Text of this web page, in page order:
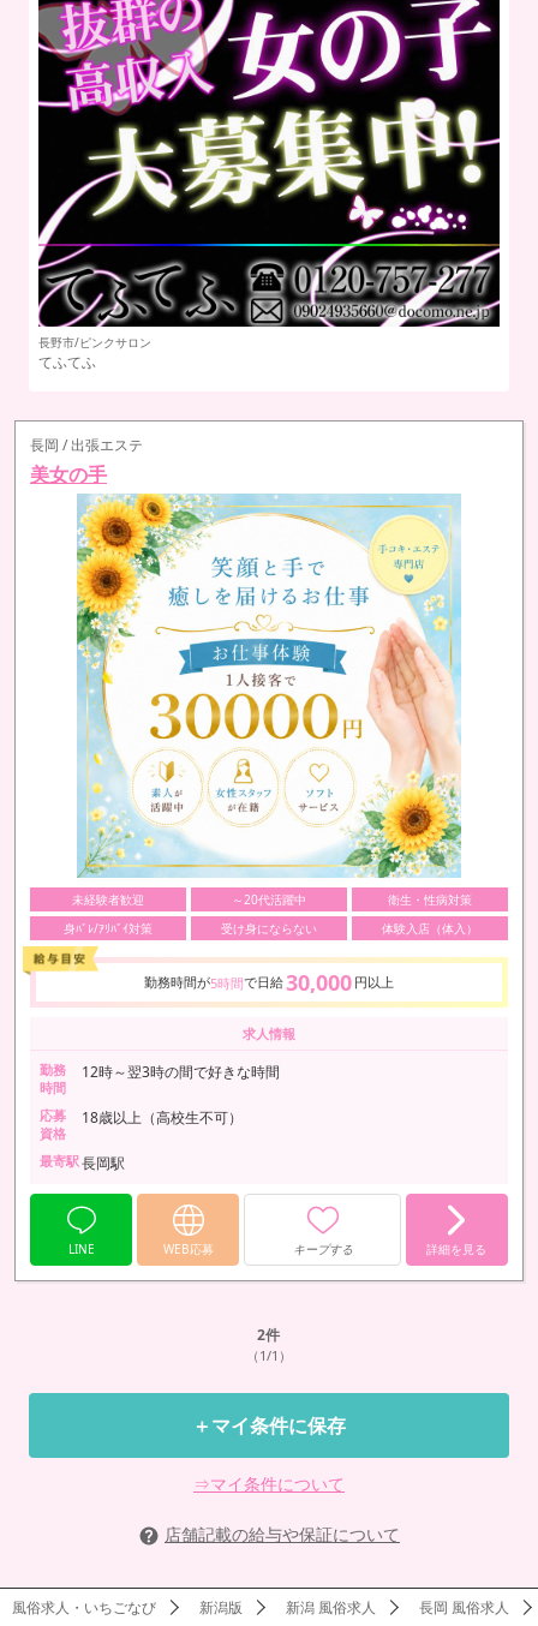
長野市/ピンクサロン
てふてふ
長岡 / 出張エステ
美女の手
未経験者歓迎 ～20代活躍中
衛生・性病対策
身ﾊﾞﾚ/ｱﾘﾊﾞｲ対策
受け身にならない 体験入店（体入）
勤務時間が5時間で日給30,000 円以上
求人情報
勤務
時間
12時～翌3時の間で好きな時間
応募
資格
18歳以上（高校生不可）
最寄駅長岡駅
LINE WEB応募 キープする 詳細を見る
2件
（1/1）
＋マイ条件に保存
⇒マイ条件について
店舗記載の給与や保証について
風俗求人・いちごなび 新潟版 新潟 風俗求人 長岡 風俗求人